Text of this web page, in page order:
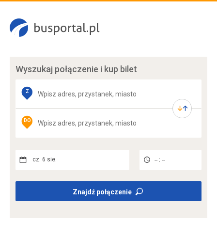
Wyszukaj połączenie i kup bilet
Z
DO
cz. 6 sie. -- : --
Znajdź połączenie